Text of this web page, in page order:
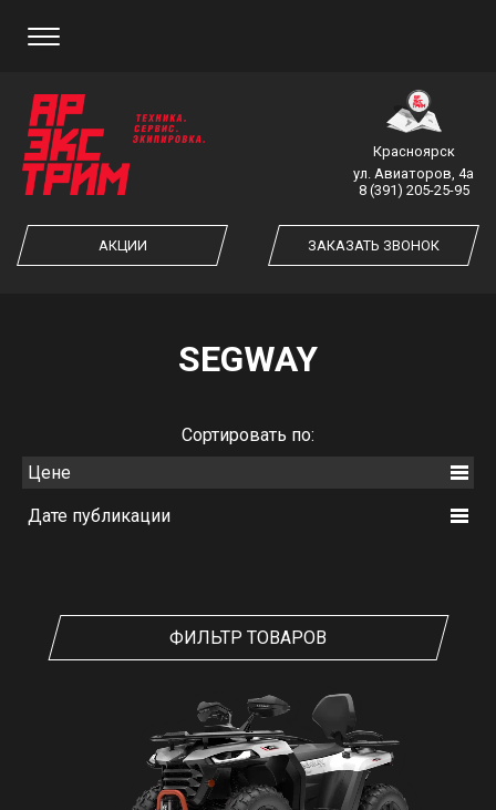
АКЦИИ
Красноярск
ул. Авиаторов, 4а
8 (391) 205-25-95
ЗАКАЗАТЬ ЗВОНОК
ЗАКАЗ ОБРАТНОГО ЗВОНКА
ЗАКАЗАТЬ ЗВОНОК
SEGWAY
Cортировать по:
Цене
Дате публикации
ФИЛЬТР ТОВАРОВ